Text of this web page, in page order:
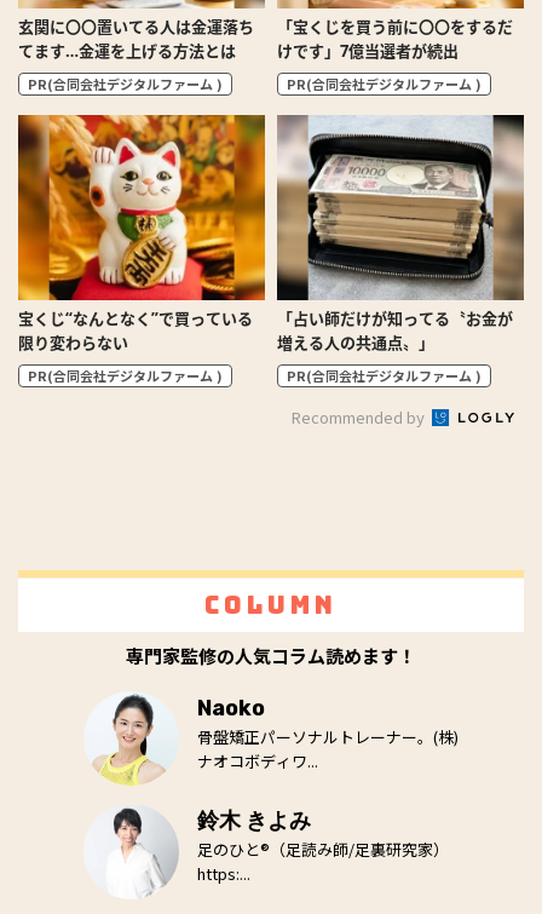
玄関に〇〇置いてる人は金運落ち
てます…金運を上げる方法とは
PR(合同会社デジタルファーム )
「宝くじを買う前に〇〇をするだ
けです」7億当選者が続出
PR(合同会社デジタルファーム )
宝くじ“なんとなく”で買っている
限り変わらない
PR(合同会社デジタルファーム )
「占い師だけが知ってる〝お金が
増える人の共通点〟」
PR(合同会社デジタルファーム )
Recommended by
Column
専門家監修の人気コラム読めます！
Naoko
骨盤矯正パーソナルトレーナー。(株)
ナオコボディワ...
鈴木 きよみ
足のひと®（足読み師/足裏研究家）
https:...